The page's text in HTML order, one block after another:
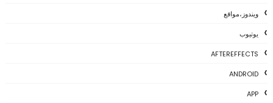
ويندوز،مواقع
يوتيوب
AFTEREFFECTS
ANDROID
APP